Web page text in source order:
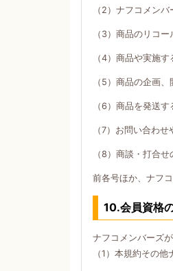
（2）ナフコメン
（3）商品のリコ
（4）商品や実施
（5）商品の企画
（6）商品を発送す
（7）お問い合わ
（8）商談・打合
前各号ほか、ナフ
10.会員資格
ナフコメンバーズ
（1）本規約その